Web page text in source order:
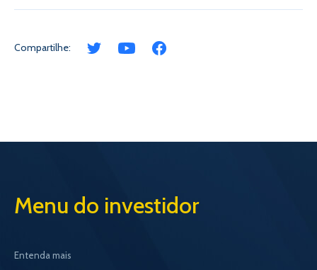
Compartilhe:
Menu do investidor
Entenda mais